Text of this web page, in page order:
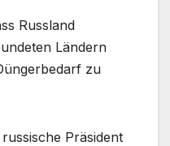
Russland
Ländern
zu
Präsident